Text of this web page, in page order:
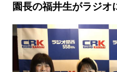
園長の福井生がラジオ